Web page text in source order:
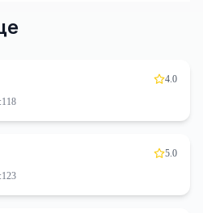
4.0
5.0